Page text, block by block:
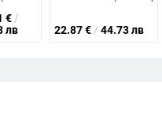
€ /
лв
22.87€ / 44.73 лв